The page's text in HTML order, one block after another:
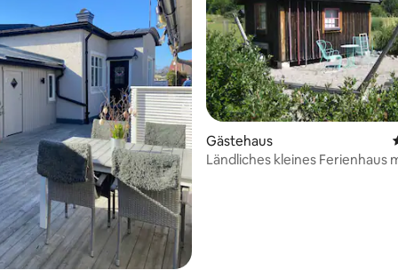
4,92 von 5, 163 BewertungenGästehaus
Ländliches kleines Ferienhaus